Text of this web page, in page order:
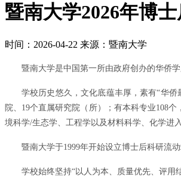
暨南大学2026年博
时间：2026-04-22 来源：暨南大学
暨南大学是中国第一所由政府创办的华侨
学校历史悠久，文化底蕴丰厚，素有“华
院、19个直属研究院（所）；有本科专业108
境科学/生态学、工程学以及材料科学、化学进
暨南大学于1999年开始设立博士后科研流
学校始终坚持“以人为本、质量优先、评用